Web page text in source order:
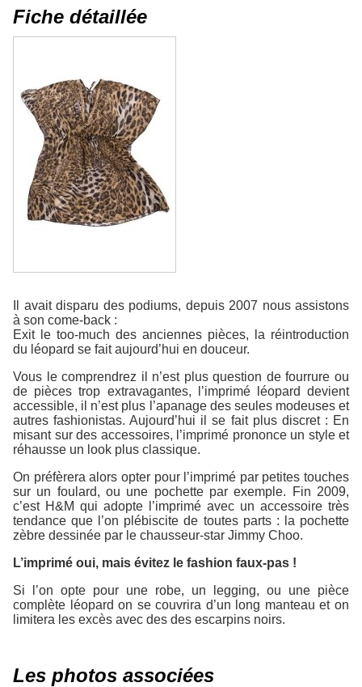
Fiche détaillée
Il avait disparu des podiums, depuis 2007 nous assistons
à son come-back :
Exit le too-much des anciennes pièces, la réintroduction
du léopard se fait aujourd’hui en douceur.
Vous le comprendrez il n’est plus question de fourrure ou
de pièces trop extravagantes, l’imprimé léopard devient
accessible, il n’est plus l’apanage des seules modeuses et
autres fashionistas. Aujourd’hui il se fait plus discret : En
misant sur des accessoires, l’imprimé prononce un style et
réhausse un look plus classique.
On préfèrera alors opter pour l’imprimé par petites touches
sur un foulard, ou une pochette par exemple. Fin 2009,
c’est H&M qui adopte l’imprimé avec un accessoire très
tendance que l’on plébiscite de toutes parts : la pochette
zèbre dessinée par le chausseur-star Jimmy Choo.
L’imprimé oui, mais évitez le fashion faux-pas !
Si l’on opte pour une robe, un legging, ou une pièce
complète léopard on se couvrira d’un long manteau et on
limitera les excès avec des des escarpins noirs.
Les photos associées